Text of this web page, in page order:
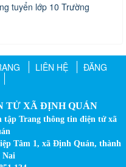
tuyển lớp 10 Trường
LIÊN HỆ
ĐĂNG
TỬ XÃ ĐỊNH QUÁN
tập Trang thông tin điện tử xã
Tâm 1, xã Định Quán, thành
Nai